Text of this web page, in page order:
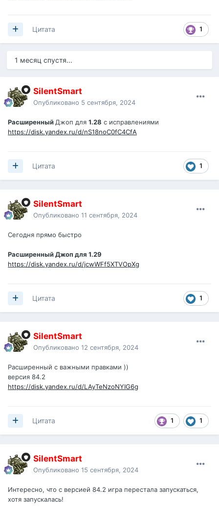
1
Цитата
1 месяц спустя...
SilentSmart
Опубликовано 5 сентября, 2024
РасширенныйДжоп для 1.28 с исправлениями
https://disk.yandex.ru/d/nS18noC0fC4CfA
1
Цитата
SilentSmart
Опубликовано 11 сентября, 2024
Сегодня прямо быстро
Расширенный Джоп для 1.29
https://disk.yandex.ru/d/jcwWFf5XTVOpXg
1
Цитата
SilentSmart
Опубликовано 12 сентября, 2024
Расширенный с важными правками ))
версия 84.2
https://disk.yandex.ru/d/LAyTeNzoNYIG6g
1 1
Цитата
SilentSmart
Опубликовано 15 сентября, 2024
Интересно, что с версией 84.2 игра перестала запускаться,
хотя запускалась!